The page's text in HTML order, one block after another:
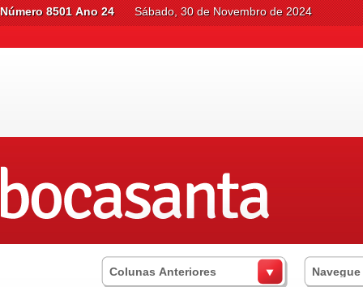
Número 8501 Ano 24 Sábado, 30 de Novembro de 2024
Colunas Anteriores